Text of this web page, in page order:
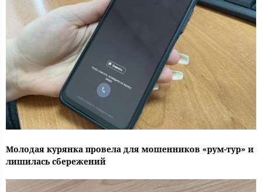
Молодая курянка провела для мошенников «рум-тур» и
лишилась сбережений